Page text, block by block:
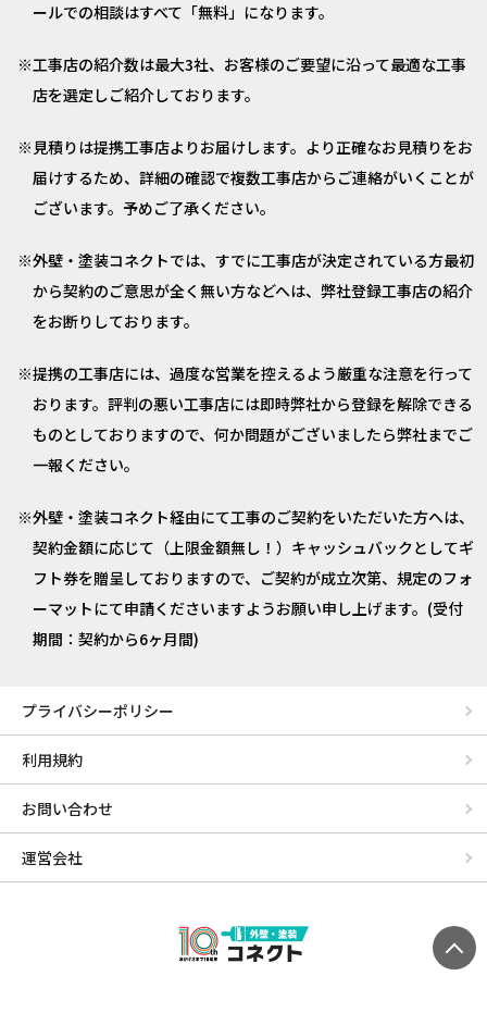
ールでの相談はすべて「無料」になります。
工事店の紹介数は最大3社、お客様のご要望に沿って最適な工事
店を選定しご紹介しております。
見積りは提携工事店よりお届けします。より正確なお見積りをお
届けするため、詳細の確認で複数工事店からご連絡がいくことが
ございます。予めご了承ください。
外壁・塗装コネクトでは、すでに工事店が決定されている方最初
から契約のご意思が全く無い方などへは、弊社登録工事店の紹介
をお断りしております。
提携の工事店には、過度な営業を控えるよう厳重な注意を行って
おります。評判の悪い工事店には即時弊社から登録を解除できる
ものとしておりますので、何か問題がございましたら弊社までご
一報ください。
外壁・塗装コネクト経由にて工事のご契約をいただいた方へは、
契約金額に応じて（上限金額無し！）キャッシュバックとしてギ
フト券を贈呈しておりますので、ご契約が成立次第、規定のフォ
ーマットにて申請くださいますようお願い申し上げます。(受付
期間：契約から6ヶ月間)
プライバシーポリシー
利用規約
お問い合わせ
運営会社